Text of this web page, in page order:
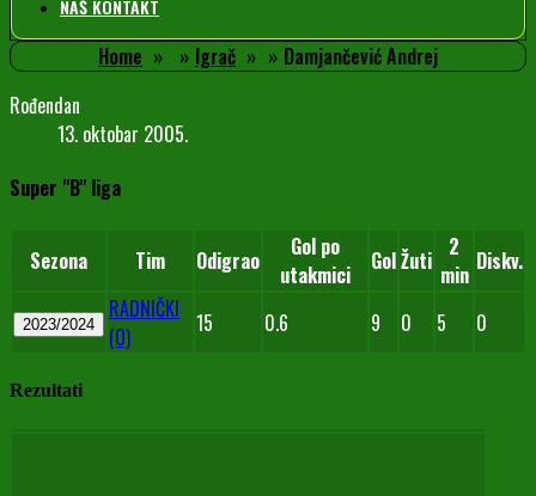
NAŠ KONTAKT
Home Igrač
Damjančević Andrej
Rođendan
13. oktobar 2005.
Super "B" liga
Sezona Tim Odigrao
Gol po
utakmici
GolŽuti
2
min Diskv.
2023/2024
RADNIČKI
(O)
15 0.6 9 0 5 0
Rezultati